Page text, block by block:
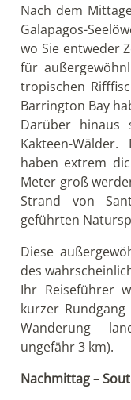
Nach dem
Galapagos-
wo Sie entweder
für
tropischen
Barrington Bay
Darüber hinaus
Kakteen-
haben extrem
Meter groß
Strand von
geführten
Diese
des
Ihr Reiseführer
kurzer
Wanderung
ungefähr 3 km).
Nachmittag –